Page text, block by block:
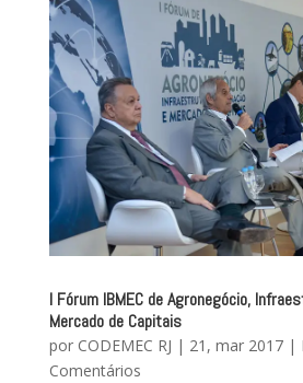
I Fórum IBMEC de Agronegócio,
Mercado de Capitais
por CODEMEC RJ | 21, mar 2017|
Comentários